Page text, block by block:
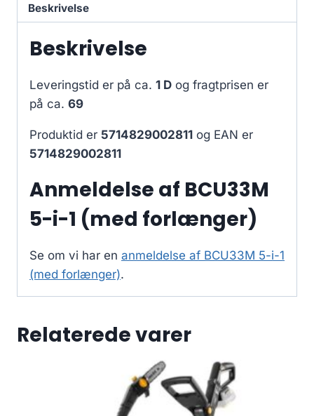
Beskrivelse
Beskrivelse
Leveringstid er på ca. 1 D og fragtprisen er
på ca. 69
Produktid er 5714829002811 og EAN er
5714829002811
Anmeldelse af BCU33M
5-i-1 (med forlænger)
Se om vi har en anmeldelse af BCU33M 5-i-1
(med forlænger).
Relaterede varer